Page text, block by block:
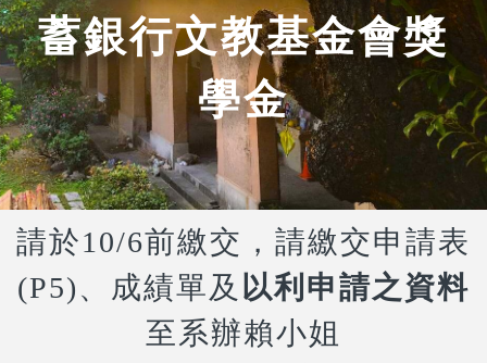
蓄銀行文教基金會獎
學金
請於10/6前繳交，請繳交申請表
(P5)、成績單及 以利申請之資料
至系辦賴小姐